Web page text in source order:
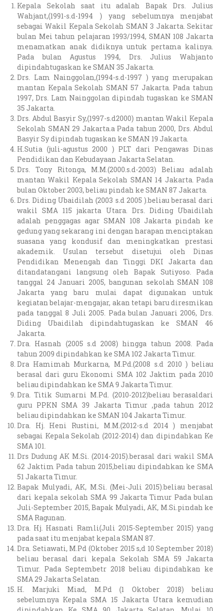
Kepala Sekolah saat itu adalah Bapak Drs. Julius
Wahjant,(1991-s.d-1994 ) yang sebelumnya menjabat
sebagai Wakil Kepala Sekolah SMAN 3 Jakarta. Sekitar
bulan Mei tahun pelajaran 1993/1994, SMAN 108 Jakarta
menamatkan anak didiknya untuk pertama kalinya.
Pada bulan Agustus 1994, Drs. Julius Wahjanto
dipindahtugaskan ke SMAN 35 Jakarta.
Drs. Lam Nainggolan,(1994-s.d-1997 ) yang merupakan
mantan Kepala Sekolah SMAN 57 Jakarta. Pada tahun
1997, Drs. Lam Nainggolan dipindah tugaskan ke SMAN
35 Jakarta.
Drs. Abdul Basyir Sy,(1997-s.d2000) mantan Wakil Kepala
Sekolah SMAN 29 Jakarta.a Pada tahun 2000, Drs. Abdul
Basyir Sy dipindah tugaskan ke SMAN 19 Jakarta.
H.Sutia (juli-agustus 2000 ) PLT dari Pengawas Dinas
Pendidikan dan Kebudayaan Jakarta Selatan.
Drs. Tony Ritonga, M.M.(2000.s.d-2003) Beliau adalah
mantan Wakil Kepala Sekolah SMAN 14 Jakarta. Pada
bulan Oktober 2003, beliau pindah ke SMAN 87 Jakarta.
Drs. Diding Ubaidilah (2003 s.d 2005 ).beliau berasal dari
wakil SMA 115 jakarta Utara. Drs. Diding Ubaidilah
adalah penggagas agar SMAN 108 Jakarta pindah ke
gedung yang sekarang ini dengan harapan menciptakan
suasana yang kondusif dan meningkatkan prestasi
akademik. Usulan tersebut disetujui oleh Dinas
Pendidikan Menengah dan Tinggi DKI Jakarta dan
ditandatangani langsung oleh Bapak Sutiyoso. Pada
tanggal 24 Januari 2005, bangunan sekolah SMAN 108
Jakarta yang baru mulai dapat digunakan untuk
kegiatan belajar-mengajar, akan tetapi baru diresmikan
pada tanggal 8 Juli 2005. Pada bulan Januari 2006, Drs.
Diding Ubaidilah dipindahtugaskan ke SMAN 46
Jakarta.
Dra. Hasnah (2005 s.d 2008) hingga tahun 2008. Pada
tahun 2009 dipindahkan ke SMA 102 Jakarta Timur.
Dra Hamimah Murkarna, M.Pd.(2008 s.d 2010 ) beliau
berasal dari guru Ekonomi SMA 102 Jaktim pada 2010
beliau dipindahkan ke SMA 9 Jakarta Timur.
Dra. Titik Sumarni M.Pd. (2010-2012)beliau berasaldari
guru PPKN SMA 39 Jakarta Timur ,pada tahun 2012
beliau dipindahkan ke SMAN 104 Jakarta Timur.
Dra. Hj. Heni Rustini, M.M.(2012-s.d 2014 ) menjabat
sebagai Kepala Sekolah (2012-2014) dan dipindahkan Ke
SMA 101.
Drs Dudung AK M.Si. (2014-2015).berasal dari wakil SMA
62 Jaktim Pada tahun 2015,beliau dipindahkan ke SMA
51 Jakarta Timur.
Bapak Mulyadi, AK, M.Si. (Mei-Juli 2015).beliau berasal
dari kepala sekolah SMA 99 Jakarta Timur Pada bulan
Juli-September 2015, Bapak Mulyadi, AK, M.Si.pindah ke
SMA Ragunan.
Dra. Hj. Hasnati Ramli(Juli 2015-September 2015) yang
pada saat itu menjabat kepala SMAN 87.
Dra. Setiawati, M.Pd (Oktober 2015 s,d 10 September 2018)
beliau berasal dari kepala Sekolah SMA 59 Jakarta
Timur. Pada Septembetr 2018 beliau dipindahkan ke
SMA 29 Jakarta Selatan.
H. Marjuki Miad, M.Pd (1 Oktober 2018) beliau
sebelumnya Kepala SMA 15 Jakarta Utara kemudian